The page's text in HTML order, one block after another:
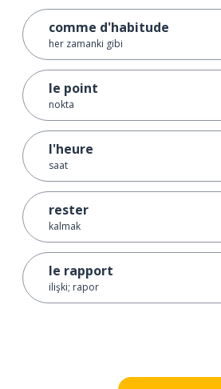
comme d'habitude
her zamanki gibi
le point
nokta
l'heure
saat
rester
kalmak
le rapport
ilişki; rapor